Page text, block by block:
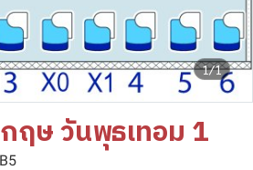
1/1
ฤษ วันพุธเทอม 1
B5